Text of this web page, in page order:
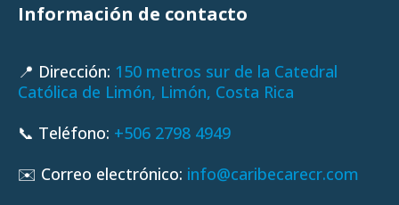
Información de contacto
📍 Dirección: 150 metros sur de la Catedral
Católica de Limón, Limón, Costa Rica
📞 Teléfono: +506 2798 4949
✉️ Correo electrónico: info@caribecarecr.com